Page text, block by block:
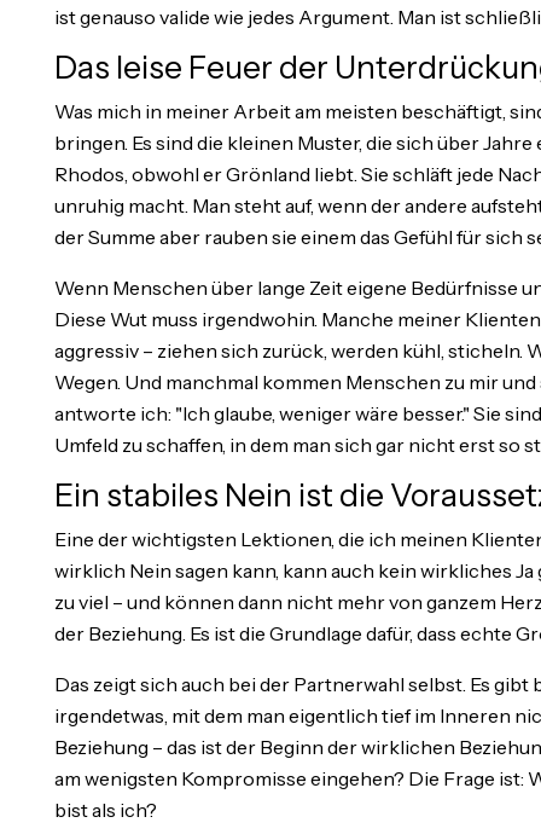
ist genauso valide wie jedes Argument. Man ist
Das leise Feuer der
Was mich in meiner Arbeit am meisten beschäftigt,
bringen. Es sind die kleinen Muster, die sich über
Rhodos, obwohl er Grönland liebt. Sie schläft jede
unruhig macht. Man steht auf, wenn der andere
der Summe aber rauben sie einem das Gefühl für sich
Wenn Menschen über lange Zeit eigene Bedürfnisse
Diese Wut muss irgendwohin. Manche meiner
aggressiv – ziehen sich zurück, werden kühl, sticheln.
Wegen. Und manchmal kommen Menschen zu mir
antworte ich: "Ich glaube, weniger wäre besser." Sie
Umfeld zu schaffen, in dem man sich gar nicht erst so
Ein stabiles Nein ist die
Eine der wichtigsten Lektionen, die ich meinen
wirklich Nein sagen kann, kann auch kein wirkliches
zu viel – und können dann nicht mehr von ganzem
der Beziehung. Es ist die Grundlage dafür, dass echte
Das zeigt sich auch bei der Partnerwahl selbst. Es
irgendetwas, mit dem man eigentlich tief im Inneren
Beziehung – das ist der Beginn der wirklichen
am wenigsten Kompromisse eingehen? Die Frage ist:
bist als ich?